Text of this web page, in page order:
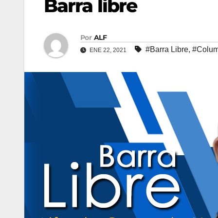
Barra libre
Por ALF
ENE 22, 2021 #Barra Libre,